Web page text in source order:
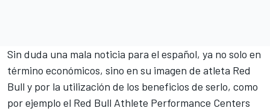
Sin duda una mala noticia para el español, ya no solo en
término económicos, sino en su imagen de atleta Red
Bull y por la utilización de los beneficios de serlo, como
por ejemplo el Red Bull Athlete Performance Centers